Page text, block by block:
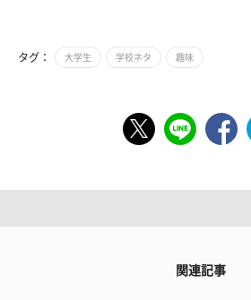
タグ： 大学生 学校ネタ 趣味
関連記事